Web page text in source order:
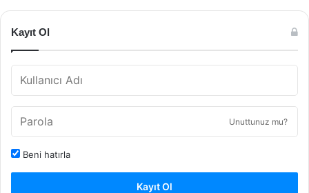
Kayıt Ol
Unuttunuz mu?
Beni hatırla
Kayıt Ol